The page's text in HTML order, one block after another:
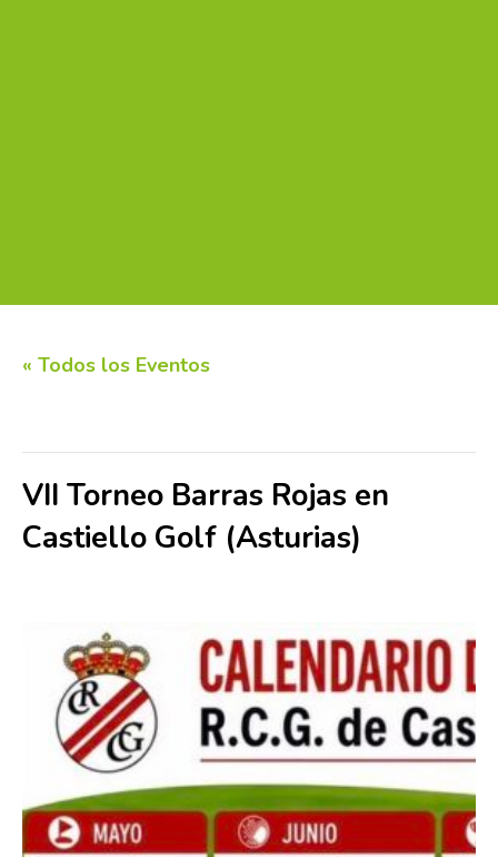
« Todos los Eventos
VII Torneo Barras Rojas en
Castiello Golf (Asturias)